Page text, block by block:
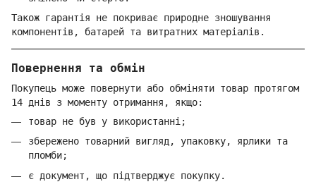
Також гарантія не покриває природне зношування
компонентів, батарей та витратних матеріалів.
Повернення та обмін
Покупець може повернути або обміняти товар протягом
14 днів з моменту отримання, якщо:
товар не був у використанні;
збережено товарний вигляд, упаковку, ярлики та
пломби;
є документ, що підтверджує покупку.